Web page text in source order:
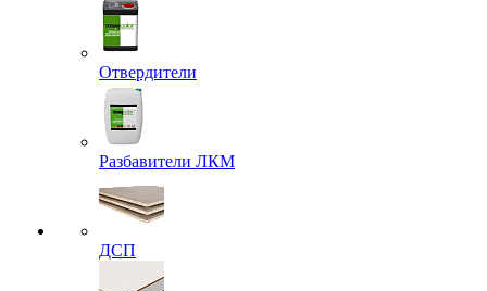
Отвердители
Разбавители ЛКМ
ДСП